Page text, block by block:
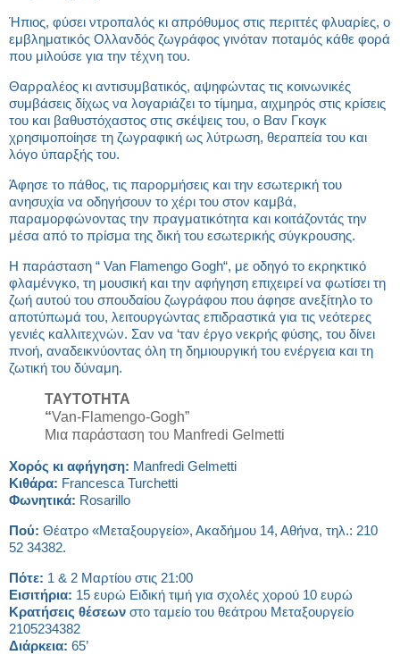
Ήπιος, φύσει ντροπαλός κι απρόθυμος στις περιττές φλυαρίες, ο
εμβληματικός Ολλανδός ζωγράφος γινόταν ποταμός κάθε φορά
που μιλούσε για την τέχνη του.
Θαρραλέος κι αντισυμβατικός, αψηφώντας τις κοινωνικές
συμβάσεις δίχως να λογαριάζει το τίμημα, αιχμηρός στις κρίσεις
του και βαθυστόχαστος στις σκέψεις του, ο Βαν Γκογκ
χρησιμοποίησε τη ζωγραφική ως λύτρωση, θεραπεία του και
λόγο ύπαρξής του.
Άφησε το πάθος, τις παρορμήσεις και την εσωτερική του
ανησυχία να οδηγήσουν το χέρι του στον καμβά,
παραμορφώνοντας την πραγματικότητα και κοιτάζοντάς την
μέσα από το πρίσμα της δική του εσωτερικής σύγκρουσης.
Η παράσταση “ Van Flamengo Gogh“, με οδηγό το εκρηκτικό
φλαμένγκο, τη μουσική και την αφήγηση επιχειρεί να φωτίσει τη
ζωή αυτού του σπουδαίου ζωγράφου που άφησε ανεξίτηλο το
αποτύπωμά του, λειτουργώντας επιδραστικά για τις νεότερες
γενιές καλλιτεχνών. Σαν να ‘ταν έργο νεκρής φύσης, του δίνει
πνοή, αναδεικνύοντας όλη τη δημιουργική του ενέργεια και τη
ζωτική του δύναμη.
ΤΑΥΤΟΤΗΤΑ
“Van-Flamengo-Gogh”
Μια παράσταση του Manfredi Gelmetti
Χορός κι αφήγηση: Manfredi Gelmetti
Κιθάρα: Francesca Turchetti
Φωνητικά: Rosarillo
Πού: Θέατρο «Μεταξουργείο», Ακαδήμου 14, Αθήνα, τηλ.: 210
52 34382.
Πότε: 1 & 2 Μαρτίου στις 21:00
Εισιτήρια: 15 ευρώ Ειδική τιμή για σχολές χορού 10 ευρώ
Κρατήσεις θέσεων στο ταμείο του θεάτρου Μεταξουργείο
2105234382
Διάρκεια: 65’